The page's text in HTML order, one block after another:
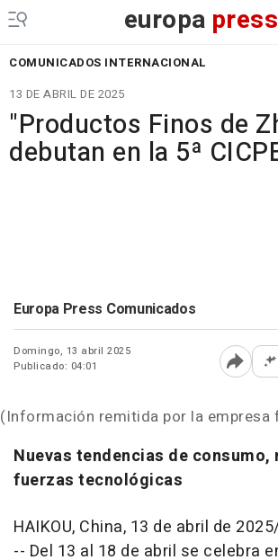
europa press
COMUNICADOS INTERNACIONAL
13 DE ABRIL DE 2025
"Productos Finos de
debutan en la 5ª
Europa Press Comunicados
Domingo, 13 abril 2025
Publicado: 04:01
Abrir
(Información remitida por la empresa
Nuevas tendencias de consumo,
fuerzas tecnológicas
HAIKOU, China, 13 de abril de 2025
-- Del 13 al 18 de abril se celebra